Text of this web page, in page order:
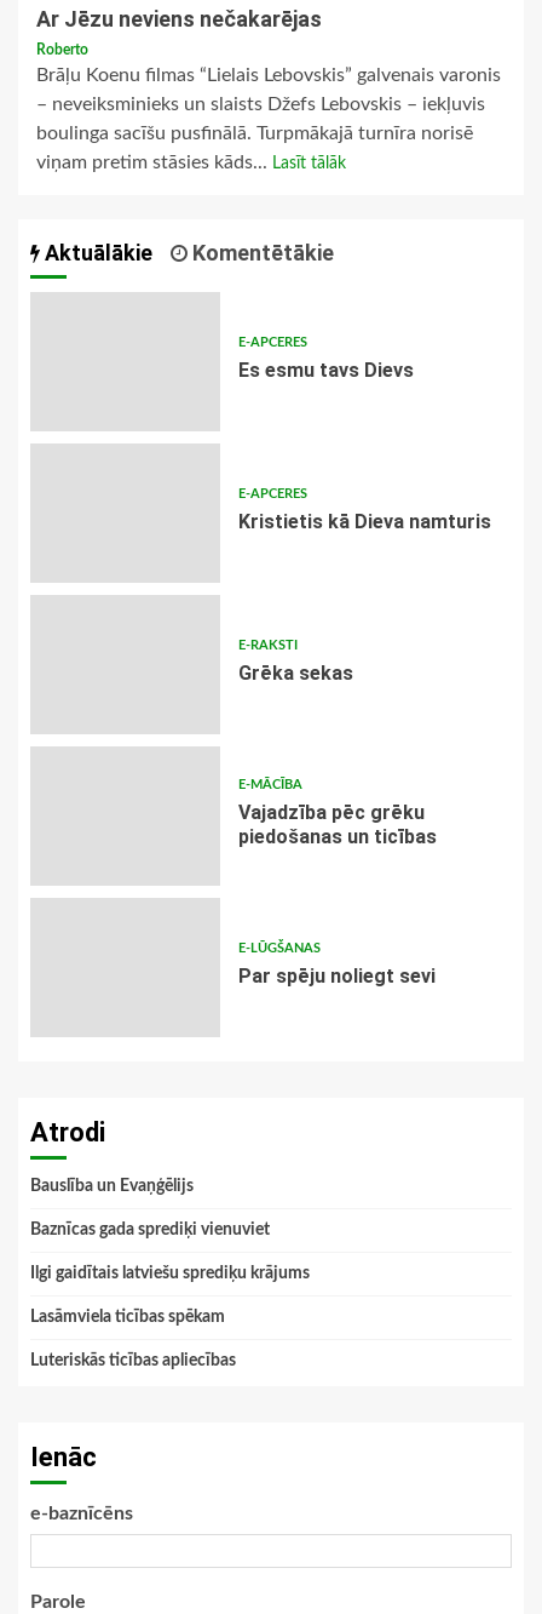
Ar Jēzu neviens nečakarējas
Roberto
Brāļu Koenu filmas “Lielais Lebovskis” galvenais varonis
– neveiksminieks un slaists Džefs Lebovskis – iekļuvis
boulinga sacīšu pusfinālā. Turpmākajā turnīra norisē
viņam pretim stāsies kāds... Lasīt tālāk
Aktuālākie Komentētākie
E-APCERES
Es esmu tavs Dievs
E-APCERES
Kristietis kā Dieva namturis
E-RAKSTI
Grēka sekas
E-MĀCĪBA
Vajadzība pēc grēku
piedošanas un ticības
E-LŪGŠANAS
Par spēju noliegt sevi
Atrodi
Bauslība un Evaņģēlijs
Baznīcas gada sprediķi vienuviet
Ilgi gaidītais latviešu sprediķu krājums
Lasāmviela ticības spēkam
Luteriskās ticības apliecības
Ienāc
e-baznīcēns
Parole